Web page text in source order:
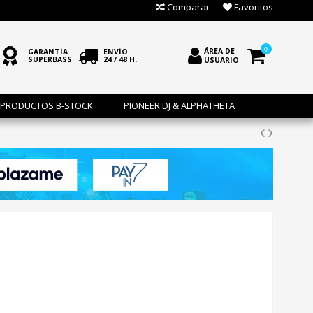
Comparar Favoritos
GARANTÍA
SUPERBASS
ENVÍO
24 / 48 H.
ÁREA DE
USUARIO
0
PRODUCTOS B-STOCK PIONEER DJ & ALPHATHETA